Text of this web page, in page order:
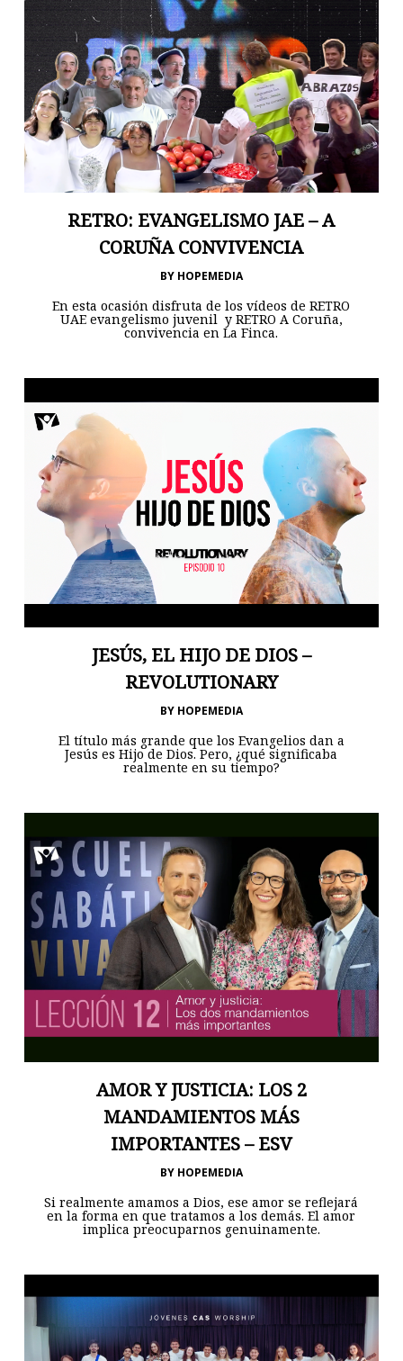
RETRO: EVANGELISMO JAE – A
CORUÑA CONVIVENCIA
BY HOPEMEDIA
En esta ocasión disfruta de los vídeos de RETRO
UAE evangelismo juvenil y RETRO A Coruña,
convivencia en La Finca.
JESÚS, EL HIJO DE DIOS –
REVOLUTIONARY
BY HOPEMEDIA
El título más grande que los Evangelios dan a
Jesús es Hijo de Dios. Pero, ¿qué significaba
realmente en su tiempo?
AMOR Y JUSTICIA: LOS 2
MANDAMIENTOS MÁS
IMPORTANTES – ESV
BY HOPEMEDIA
Si realmente amamos a Dios, ese amor se reflejará
en la forma en que tratamos a los demás. El amor
implica preocuparnos genuinamente.